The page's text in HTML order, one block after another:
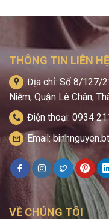
THÔNG TIN LIÊN HỆ
Địa chỉ: Số 8/127/
Niệm, Quận Lê Chân,
Điện thoại: 0934
Email:
VỀ CHÚNG TÔI